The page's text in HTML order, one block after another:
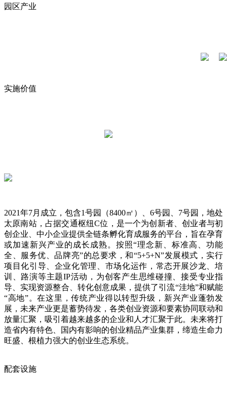
园区产业
实施价值
2021年7月成立，包含1号园（8400㎡）、6号园、7号园，地处
太原南站，占据交通枢纽C位，是一个为创新者、创业者与初
创企业、中小企业提供全链条孵化育成服务的平台，旨在孕育
或加速新兴产业的成长成熟。按照“理念新、标准高、功能
全、服务优、品牌亮”的总要求，和“5+5+N”发展模式，实行
项目化引导、企业化管理、市场化运作，常态开展沙龙、培
训、路演等主题IP活动，为创客产生思维碰撞、接受专业指
导、实现资源整合、转化创意成果，提供了引流“洼地”和赋能
“高地”。在这里，传统产业得以转型升级，新兴产业蓬勃发
展，未来产业更是蓄势待发，各类创业资源和要素协同联动和
放量汇聚，吸引着越来越多的企业和人才汇聚于此。未来将打
造省内有特色、国内有影响的创业精品产业集群，缔造生命力
旺盛、根植力强大的创业生态系统。
配套设施